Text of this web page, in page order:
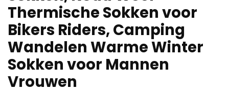
Thermische Sokken voor
Bikers Riders, Camping
Wandelen Warme Winter
Sokken voor Mannen
Vrouwen